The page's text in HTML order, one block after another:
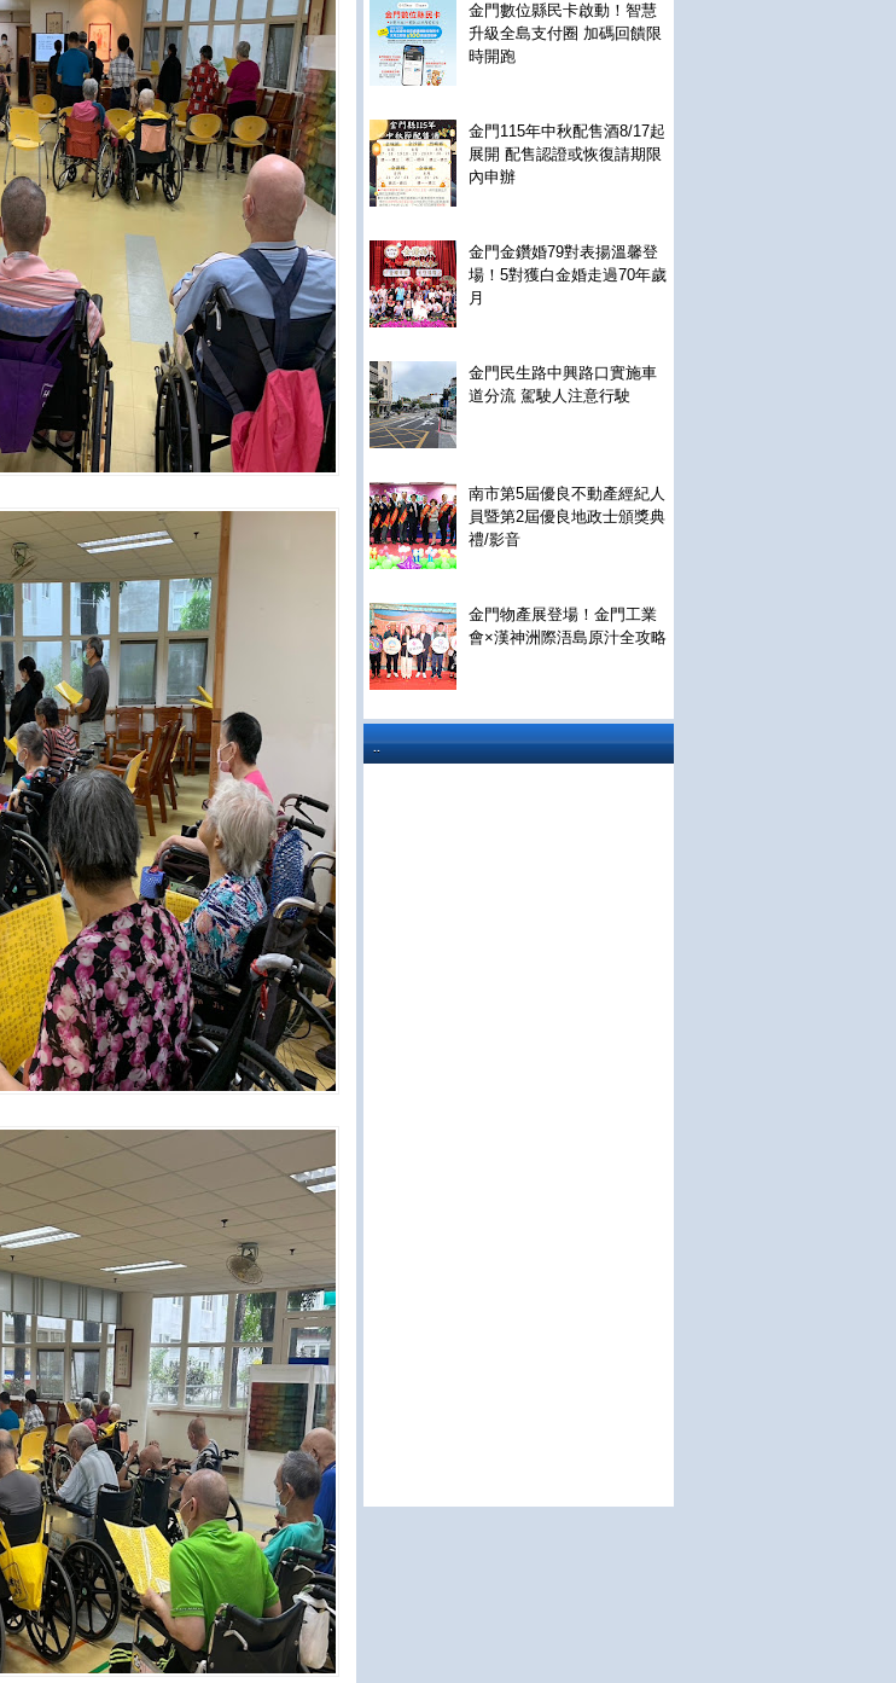
金門數位縣民卡啟動！智慧
升級全島支付圈 加碼回饋限
時開跑
金門115年中秋配售酒8/17起
展開 配售認證或恢復請期限
內申辦
金門金鑽婚79對表揚溫馨登
場！5對獲白金婚走過70年歲
月
金門民生路中興路口實施車
道分流 駕駛人注意行駛
南市第5屆優良不動產經紀人
員暨第2屆優良地政士頒獎典
禮/影音
金門物產展登場！金門工業
會×漢神洲際浯島原汁全攻略
..